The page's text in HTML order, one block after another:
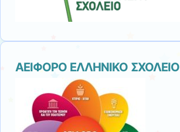
ΑΕΙΦΟΡΟ ΕΛΛΗΝΙΚΟ ΣΧΟΛΕΙΟ